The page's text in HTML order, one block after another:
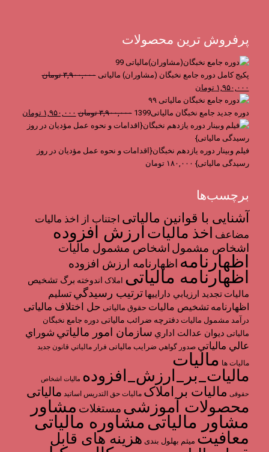
پرفروش ترین محصولات
پکیج کامل دوره جامع نخبگان (مشاوران) مالیاتی ۳,۹۰۰,۰۰۰ تومان
قیمت
اصلی
۳,۹۰۰,۰۰۰ تومان
بود.
۱,۹۵۰,۰۰۰ تومان
فعلی
۱,۹۵۰,۰۰۰ تومان
است.
دوره جدید جامع نخبگان مالیاتی1399 ۳,۹۰۰,۰۰۰ تومان قیمت
اصلی
بود.
۱,۹۵۰,۰۰۰ تومان
فیلم وبینار دوره یازدهم نخبگان{اقدامات و نحوه عمل مؤدیان در روز
رسیدگی مالیاتی} ۱۸۰,۰۰۰ تومان
برچسب‌ها
آشنایی با قوانین مالیاتی اجتناب از اخذ ماليات
مضاعف
اخذ مالیات ارزش افزوده
اشخاص مشمول اشخاص مشمول ماليات
اظهارنامه اظهارنامه ارزش افزوده
اظهارنامه مالیاتی املاک اندوخته برگ تشخیص
مالیات تجديد ارزيابي دارايي­ها ترتیب رسيدگي تسليم
اظهارنامه تشخیص مالیات حقوق مالیاتی حل اختلاف مالیاتی
درآمد مشمول ماليات دفترچه ضرائب مالیاتی دوره جامع نخبگان
مالیاتی ديوان عدالت اداري سازمان امور مالياتي شوراي
عالي مالياتي صدور گواهي ضرایب مالیاتی فرار مالياتي قانون جدید
مالیات ها مالیات
مالیات_بر_ارزش_افزوده مالیات اشخاص
حقوقی مالیات بر املاک مالیات حق التدریس اساتید مالیاتی
محصولات آموزشی مستغلات مشاور
مشاور مالیاتیمشاوره مالیاتی
معافیت میثم بهلول بندی هزینه های قابل